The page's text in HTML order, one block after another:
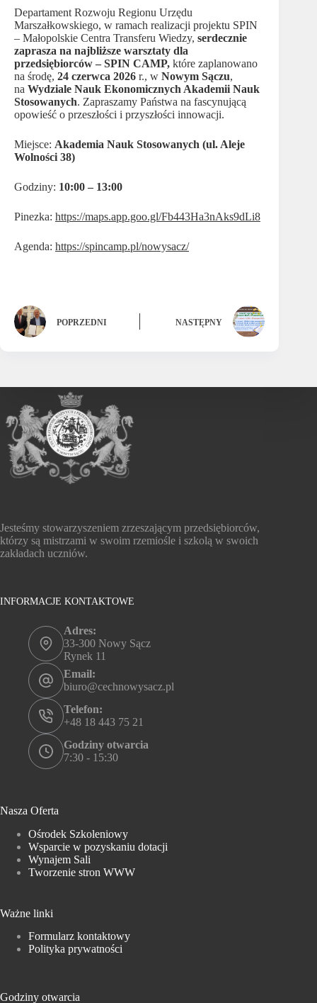
Departament Rozwoju Regionu Urzędu
Marszałkowskiego, w ramach realizacji projektu SPIN
– Małopolskie Centra Transferu Wiedzy, serdecznie
zaprasza na najbliższe warsztaty dla
przedsiębiorców – SPIN CAMP, które zaplanowano
na środę, 24 czerwca 2026 r., w Nowym Sączu,
na Wydziale Nauk Ekonomicznych Akademii Nauk
Stosowanych. Zapraszamy Państwa na fascynującą
opowieść o przeszłości i przyszłości innowacji.
Miejsce: Akademia Nauk Stosowanych (ul. Aleje
Wolności 38)
Godziny: 10:00 – 13:00
Pinezka: https://maps.app.goo.gl/Fb443Ha3nAks9dLi8
Agenda: https://spincamp.pl/nowysacz/
POPRZEDNI NASTĘPNY
Jesteśmy stowarzyszeniem zrzeszającym przedsiębiorców,
którzy są mistrzami w swoim rzemiośle i szkolą w swoich
zakładach uczniów.
INFORMACJE KONTAKTOWE
Adres:
33-300 Nowy Sącz
Rynek 11
Email:
biuro@cechnowysacz.pl
Telefon:
+48 18 443 75 21
Godziny otwarcia
7:30 - 15:30
Nasza Oferta
Ośrodek Szkoleniowy
Wsparcie w pozyskaniu dotacji
Wynajem Sali
Tworzenie stron WWW
Ważne linki
Formularz kontaktowy
Polityka prywatności
Godziny otwarcia